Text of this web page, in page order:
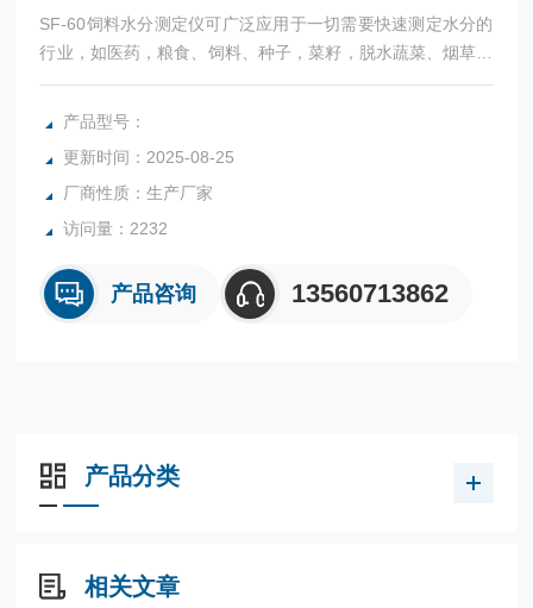
SF-60饲料水分测定仪可广泛应用于一切需要快速测定水分的
行业，如医药，粮食、饲料、种子，菜籽，脱水蔬菜、烟草，
化工，茶叶，食品、肉类以及纺织，农林、造纸、橡胶、塑
胶、纺织等行业中的实验室与生产过程中。同时满足固体、颗
科技有限公司始终立志于为用户提供多用途，多性能的高质量
产品，为您打造快速，准确，物超所值的水分测定仪
产品型号：
更新时间：2025-08-25
厂商性质：生产厂家
访问量：2232
产品咨询 13560713862
产品分类
相关文章